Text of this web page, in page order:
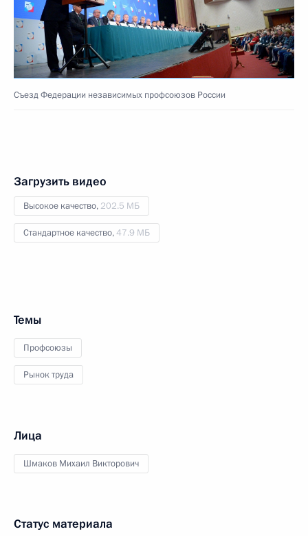
Съезд Федерации независимых профсоюзов России
Загрузить видео
Высокое качество, 202.5 МБ
Стандартное качество,47.9 МБ
Темы
Профсоюзы
Рынок труда
Лица
Шмаков Михаил Викторович
Статус материала